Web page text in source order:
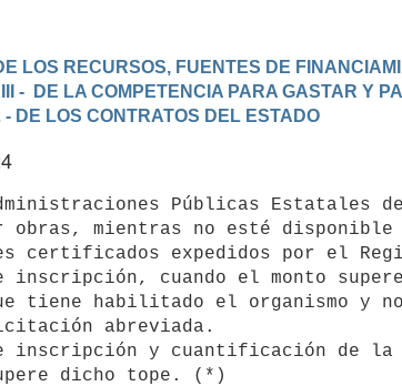
LOS RECURSOS, FUENTES DE
-  DE LA COMPETENCIA PARA GASTAR Y
- DE LOS CONTRATOS DEL ESTADO
Públicas Estatales
obras, mientras no esté
certificados expedidos por el
cuando el monto
inscripción y cuantificación de la
supere dicho tope. (*)